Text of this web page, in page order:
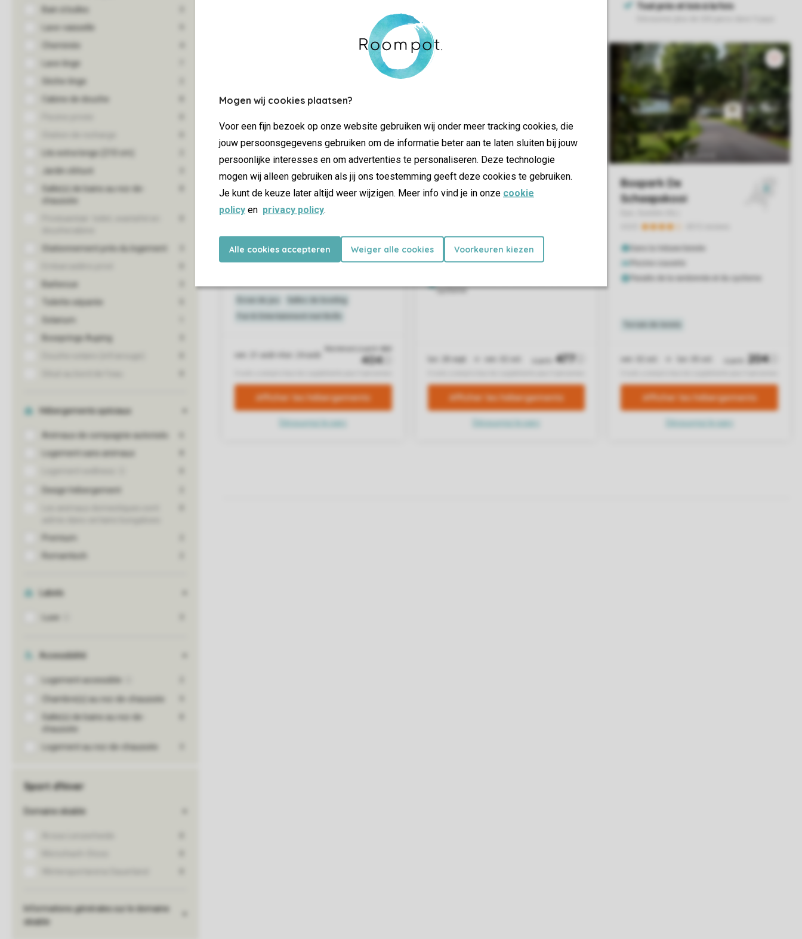
Mogen wij cookies plaatsen?
Voor een fijn bezoek op onze website gebruiken wij onder meer tracking cookies, die
jouw persoonsgegevens gebruiken om de informatie beter aan te laten sluiten bij jouw
persoonlijke interesses en om advertenties te personaliseren. Deze technologie
mogen wij alleen gebruiken als jij ons toestemming geeft deze cookies te gebruiken.
Je kunt de keuze later altijd weer wijzigen. Meer info vind je in onze cookie
policy en privacy policy.
Alle cookies accepteren Weiger alle cookies Voorkeuren kiezen